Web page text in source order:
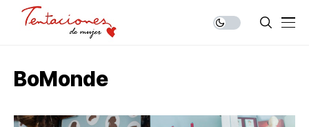
BoMonde